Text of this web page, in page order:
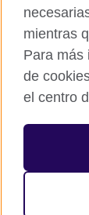
© 2026 British
All cultural
Asociados
cultural
culture in
forms of
The United
relations and
mientras
Para más
de
el centro